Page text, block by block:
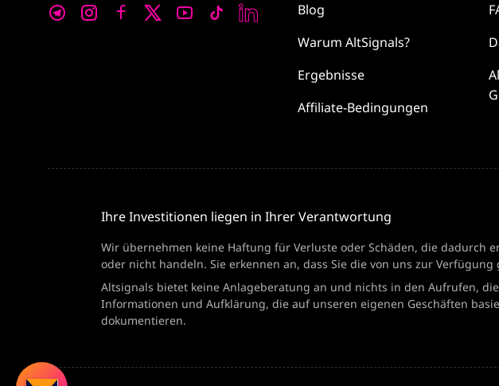
Blog
Warum AltSignals?
Ergebnisse
Affiliate-Bedingungen
Ihre Investitionen liegen in Ihrer Verantwortung
Wir übernehmen keine Haftung für Verluste oder Schäden, die dadurch
oder nicht handeln. Sie erkennen an, dass Sie die von uns zur
Altsignals bietet keine Anlageberatung an und nichts in den Aufrufen,
Informationen und Aufklärung, die auf unseren eigenen Geschäften
dokumentieren.